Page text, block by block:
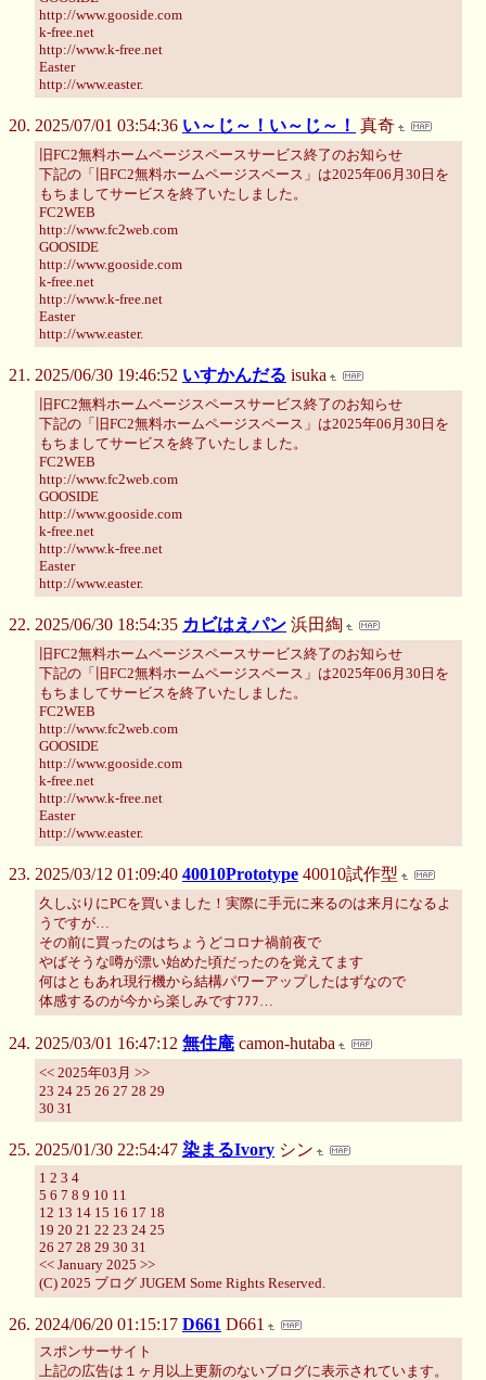
http://www.gooside.com
k-free.net
http://www.k-free.net
Easter
http://www.easter.
2025/07/01 03:54:36 い～じ～！い～じ～！ 真奇
旧FC2無料ホームページスペースサービス終了のお知らせ
下記の「旧FC2無料ホームページスペース」は2025年06月30日を
もちましてサービスを終了いたしました。
FC2WEB
http://www.fc2web.com
GOOSIDE
http://www.gooside.com
k-free.net
http://www.k-free.net
Easter
http://www.easter.
2025/06/30 19:46:52 いすかんだる isuka
旧FC2無料ホームページスペースサービス終了のお知らせ
下記の「旧FC2無料ホームページスペース」は2025年06月30日を
もちましてサービスを終了いたしました。
FC2WEB
http://www.fc2web.com
GOOSIDE
http://www.gooside.com
k-free.net
http://www.k-free.net
Easter
http://www.easter.
2025/06/30 18:54:35 カビはえパン 浜田綯
旧FC2無料ホームページスペースサービス終了のお知らせ
下記の「旧FC2無料ホームページスペース」は2025年06月30日を
もちましてサービスを終了いたしました。
FC2WEB
http://www.fc2web.com
GOOSIDE
http://www.gooside.com
k-free.net
http://www.k-free.net
Easter
http://www.easter.
2025/03/12 01:09:40 40010Prototype 40010試作型
久しぶりにPCを買いました！実際に手元に来るのは来月になるよ
うですが…
その前に買ったのはちょうどコロナ禍前夜で
やばそうな噂が漂い始めた頃だったのを覚えてます
何はともあれ現行機から結構パワーアップしたはずなので
体感するのが今から楽しみですﾌﾌﾌ…
2025/03/01 16:47:12 無住庵 camon-hutaba
<< 2025年03月 >>
23 24 25 26 27 28 29
30 31
2025/01/30 22:54:47 染まるIvory シン
1 2 3 4
5 6 7 8 9 10 11
12 13 14 15 16 17 18
19 20 21 22 23 24 25
26 27 28 29 30 31
<< January 2025 >>
(C) 2025 ブログ JUGEM Some Rights Reserved.
2024/06/20 01:15:17 D661 D661
スポンサーサイト
上記の広告は１ヶ月以上更新のないブログに表示されています。